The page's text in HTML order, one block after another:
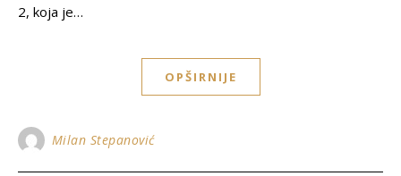
2, koja je…
OPŠIRNIJE
Milan Stepanović